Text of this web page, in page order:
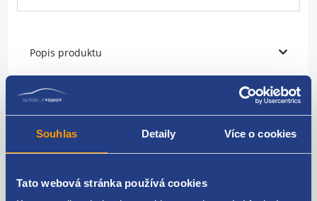
Souhlas Detaily Více o cookies
Tato webová stránka používá cookies
Popis produktu
Sahara chladiče
výkon: 250/60W
VAG original: 1J0959455D 1J0959455F 6Q0959455K
6X0959455A 6X0959455F